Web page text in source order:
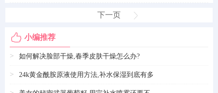
下一页
小编推荐
> 如何解决脸部干燥,春季皮肤干燥怎么办?
> 24k黄金酰胺原液使用方法,补水保湿到底有多